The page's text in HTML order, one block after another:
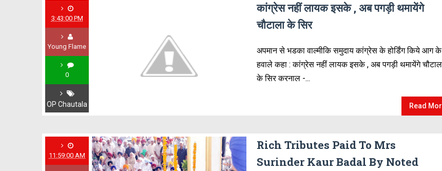
3:43:00 PM
Young Flame
0
OP Chautala
कांग्रेस नहीं लायक इसके , अब पगड़ी थमायेंगे
चौटाला के सिर
अपमान से भडका वाल्मीकि समुदाय कांग्रेस के होर्डिंग किये आग के
हवाले कहा : कांग्रेस नहीं लायक इसके , अब पगड़ी थमायेंगे
के सिर करनाल -...
Read
11:59:00 AM
Rich Tributes Paid To Mrs
Surinder Kaur Badal By Noted